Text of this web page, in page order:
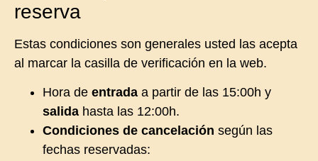
reserva
Estas condiciones son generales usted las acepta
al marcar la casilla de verificación en la web.
Hora de entrada a partir de las 15:00h y
salida hasta las 12:00h.
Condiciones de cancelación según las
fechas reservadas: